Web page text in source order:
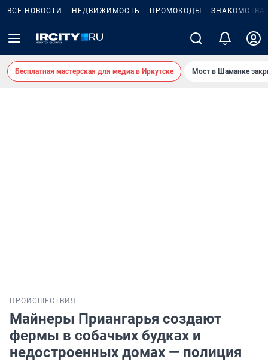
ВСЕ НОВОСТИ НЕДВИЖИМОСТЬ ПРОМОКОДЫ ЗНАКОМСТВА
Бесплатная мастерская для медиа в Иркутске Мост в Шаманке
ПРОИСШЕСТВИЯ
Майнеры Приангарья создают
фермы в собачьих будках и
недостроенных домах — полиция